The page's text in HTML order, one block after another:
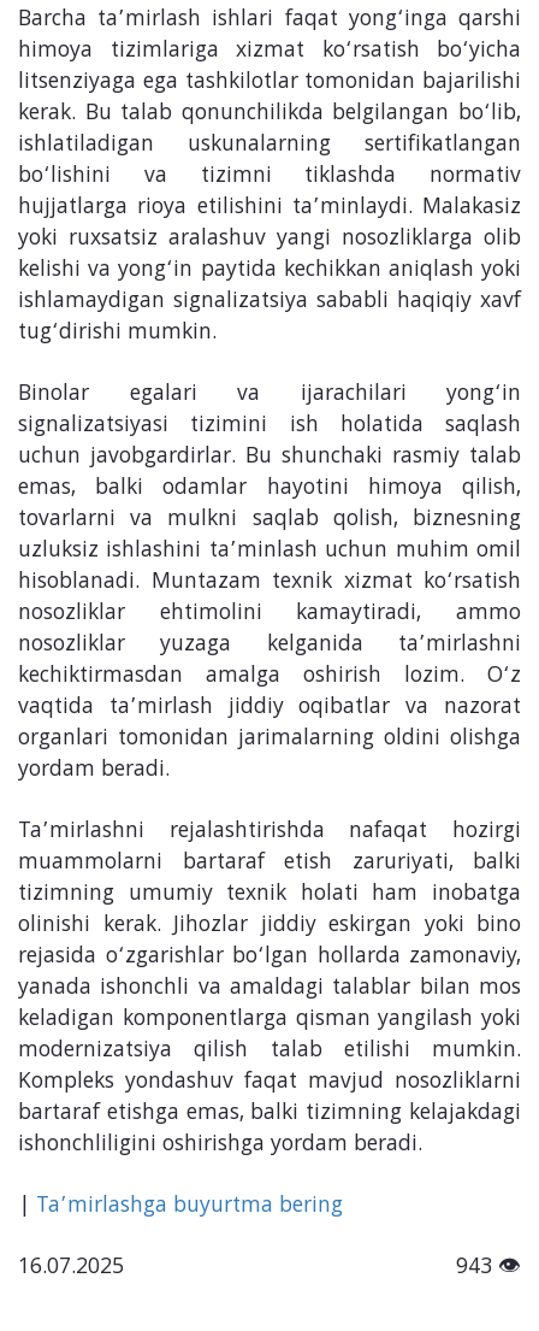
Barcha ta’mirlash ishlari faqat yong‘inga qarshi
himoya tizimlariga xizmat ko‘rsatish bo‘yicha
litsenziyaga ega tashkilotlar tomonidan bajarilishi
kerak. Bu talab qonunchilikda belgilangan bo‘lib,
ishlatiladigan uskunalarning sertifikatlangan
bo‘lishini va tizimni tiklashda normativ
hujjatlarga rioya etilishini ta’minlaydi. Malakasiz
yoki ruxsatsiz aralashuv yangi nosozliklarga olib
kelishi va yong‘in paytida kechikkan aniqlash yoki
ishlamaydigan signalizatsiya sababli haqiqiy xavf
tug‘dirishi mumkin.
Binolar egalari va ijarachilari yong‘in
signalizatsiyasi tizimini ish holatida saqlash
uchun javobgardirlar. Bu shunchaki rasmiy talab
emas, balki odamlar hayotini himoya qilish,
tovarlarni va mulkni saqlab qolish, biznesning
uzluksiz ishlashini ta’minlash uchun muhim omil
hisoblanadi. Muntazam texnik xizmat ko‘rsatish
nosozliklar ehtimolini kamaytiradi, ammo
nosozliklar yuzaga kelganida ta’mirlashni
kechiktirmasdan amalga oshirish lozim. O‘z
vaqtida ta’mirlash jiddiy oqibatlar va nazorat
organlari tomonidan jarimalarning oldini olishga
yordam beradi.
Ta’mirlashni rejalashtirishda nafaqat hozirgi
muammolarni bartaraf etish zaruriyati, balki
tizimning umumiy texnik holati ham inobatga
olinishi kerak. Jihozlar jiddiy eskirgan yoki bino
rejasida o‘zgarishlar bo‘lgan hollarda zamonaviy,
yanada ishonchli va amaldagi talablar bilan mos
keladigan komponentlarga qisman yangilash yoki
modernizatsiya qilish talab etilishi mumkin.
Kompleks yondashuv faqat mavjud nosozliklarni
bartaraf etishga emas, balki tizimning kelajakdagi
ishonchliligini oshirishga yordam beradi.
| Ta’mirlashga buyurtma bering
16.07.2025
943 👁